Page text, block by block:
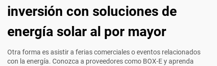
inversión con soluciones de
energía solar al por mayor
Otra forma es asistir a ferias comerciales o eventos relacionados
con la energía. Conozca a proveedores como BOX-E y aprenda